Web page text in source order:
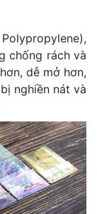
chống rách và
dễ mở hơn,
nghiền nát và